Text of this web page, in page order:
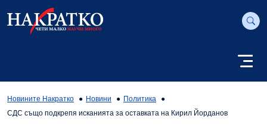
Новините Накратко Новини
Политика
СДС също подкрепя исканията за оставката на Кирил Йорданов